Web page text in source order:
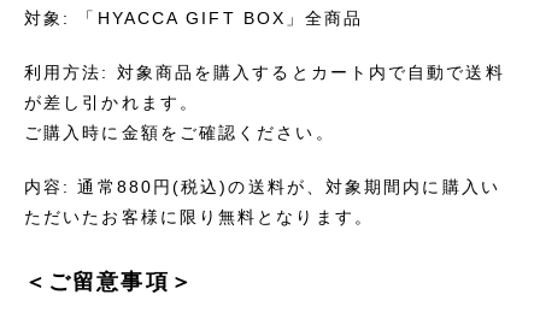
対象: 「HYACCA GIFT BOX」全商品
利用方法: 対象商品を購入するとカート内で自動で送料
が差し引かれます。
ご購入時に金額をご確認ください。
内容: 通常880円(税込)の送料が、対象期間内に購入い
ただいたお客様に限り無料となります。
＜ご留意事項＞